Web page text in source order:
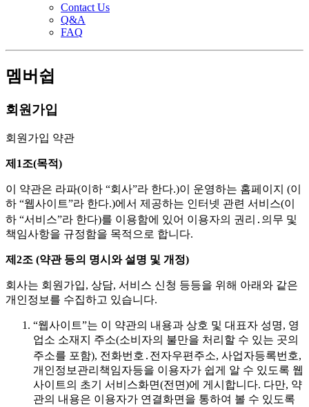
Contact Us
Q&A
FAQ
멤버쉽
회원가입
회원가입 약관
제1조(목적)
이 약관은 라파(이하 “회사”라 한다.)이 운영하는 홈페이지 (이
하 “웹사이트”라 한다.)에서 제공하는 인터넷 관련 서비스(이
하 “서비스”라 한다)를 이용함에 있어 이용자의 권리․의무 및
책임사항을 규정함을 목적으로 합니다.
제2조 (약관 등의 명시와 설명 및 개정)
회사는 회원가입, 상담, 서비스 신청 등등을 위해 아래와 같은
개인정보를 수집하고 있습니다.
“웹사이트”는 이 약관의 내용과 상호 및 대표자 성명, 영
업소 소재지 주소(소비자의 불만을 처리할 수 있는 곳의
주소를 포함), 전화번호․전자우편주소, 사업자등록번호,
개인정보관리책임자등을 이용자가 쉽게 알 수 있도록 웹
사이트의 초기 서비스화면(전면)에 게시합니다. 다만, 약
관의 내용은 이용자가 연결화면을 통하여 볼 수 있도록